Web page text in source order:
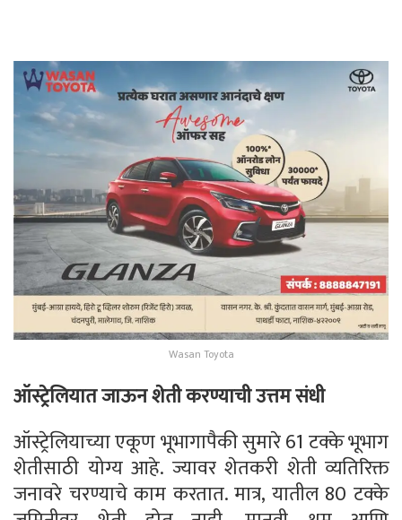
Wasan Toyota
ऑस्ट्रेलियात जाऊन शेती करण्याची उत्तम संधी
ऑस्ट्रेलियाच्या एकूण भूभागापैकी सुमारे 61 टक्के भूभाग
शेतीसाठी योग्य आहे. ज्यावर शेतकरी शेती व्यतिरिक्त
जनावरे चरण्याचे काम करतात. मात्र, यातील 80 टक्के